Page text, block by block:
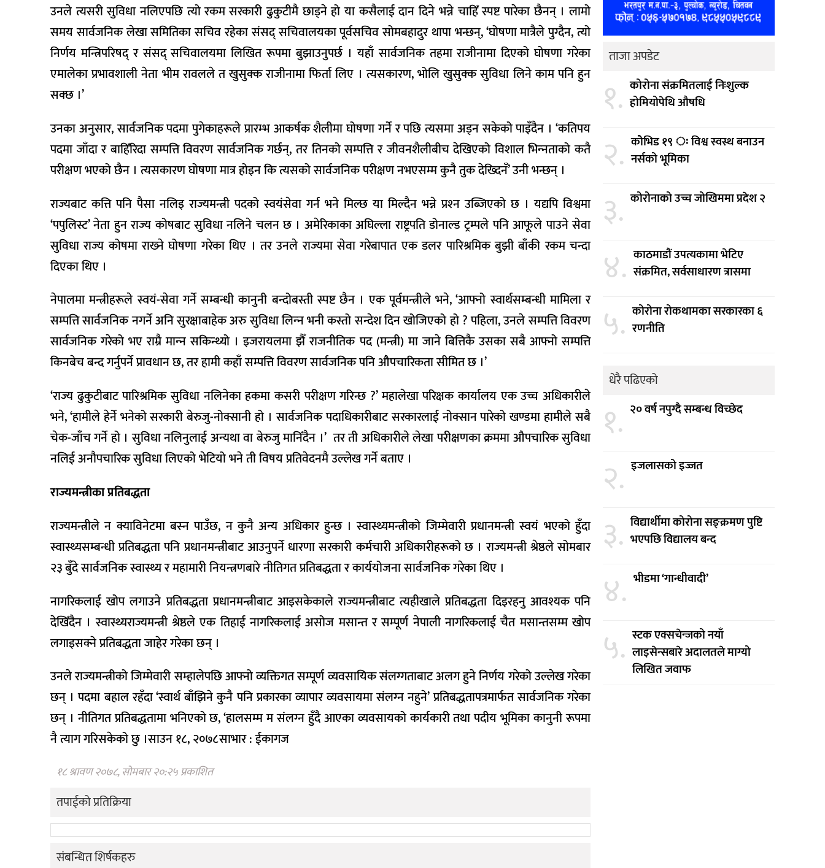
उनले त्यसरी सुविधा नलिएपछि त्यो रकम सरकारी ढुकुटीमै छाड्ने हो या कसैलाई दान दिने भन्ने चाहिँ स्पष्ट पारेका छैनन् । लामो
समय सार्वजनिक लेखा समितिका सचिव रहेका संसद् सचिवालयका पूर्वसचिव सोमबहादुर थापा भन्छन्, ‘घोषणा मात्रैले पुग्दैन, त्यो
निर्णय मन्त्रिपरिषद् र संसद् सचिवालयमा लिखित रूपमा बुझाउनुपर्छ । यहाँ सार्वजनिक तहमा राजीनामा दिएको घोषणा गरेका
एमालेका प्रभावशाली नेता भीम रावलले त खुसुक्क राजीनामा फिर्ता लिए । त्यसकारण, भोलि खुसुक्क सुविधा लिने काम पनि हुन
सक्छ ।’
उनका अनुसार, सार्वजनिक पदमा पुगेकाहरूले प्रारम्भ आकर्षक शैलीमा घोषणा गर्ने र पछि त्यसमा अड्न सकेको पाइँदैन । ‘कतिपय
पदमा जाँदा र बाहिँरिदा सम्पत्ति विवरण सार्वजनिक गर्छन्, तर तिनको सम्पत्ति र जीवनशैलीबीच देखिएको विशाल भिन्‍नताको कतै
परीक्षण भएको छैन । त्यसकारण घोषणा मात्र होइन कि त्यसको सार्वजनिक परीक्षण नभएसम्म कुनै तुक देख्दिनँ’ उनी भन्छन् ।
राज्यबाट कत्ति पनि पैसा नलिइ राज्यमन्त्री पदको स्वयंसेवा गर्न भने मिल्छ या मिल्दैन भन्ने प्रश्‍न उब्जिएको छ । यद्यपि विश्वमा
‘पपुलिस्ट’ नेता हुन राज्य कोषबाट सुविधा नलिने चलन छ । अमेरिकाका अघिल्ला राष्ट्रपति डोनाल्ड ट्रम्पले पनि आफूले पाउने सेवा
सुविधा राज्य कोषमा राख्‍ने घोषणा गरेका थिए । तर उनले राज्यमा सेवा गरेबापात एक डलर पारिश्रमिक बुझी बाँकी रकम चन्दा
दिएका थिए ।
नेपालमा मन्त्रीहरूले स्वयं-सेवा गर्ने सम्बन्धी कानुनी बन्दोबस्ती स्पष्ट छैन । एक पूर्वमन्त्रीले भने, ‘आफ्नो स्वार्थसम्बन्धी मामिला र
सम्पत्ति सार्वजनिक नगर्ने अनि सुरक्षाबाहेक अरु सुविधा लिन्‍न भनी कस्तो सन्देश दिन खोजिएको हो ? पहिला, उनले सम्पत्ति विवरण
सार्वजनिक गरेको भए राम्रै मान्‍न सकिन्थ्यो । इजरायलमा झैँ राजनीतिक पद (मन्त्री) मा जाने बित्तिकै उसका सबै आफ्नो सम्पत्ति
किनबेच बन्द गर्नुपर्ने प्रावधान छ, तर हामी कहाँ सम्पत्ति विवरण सार्वजनिक पनि औपचारिकता सीमित छ ।’
‘राज्य ढुकुटीबाट पारिश्रमिक सुविधा नलिनेका हकमा कसरी परीक्षण गरिन्छ ?’ महालेखा परिक्षक कार्यालय एक उच्च अधिकारीले
भने, ‘हामीले हेर्ने भनेको सरकारी बेरुजु-नोक्सानी हो । सार्वजनिक पदाधिकारीबाट सरकारलाई नोक्सान पारेको खण्डमा हामीले सबै
चेक-जाँच गर्ने हो । सुविधा नलिनुलाई अन्यथा वा बेरुजु मानिँदैन ।’ तर ती अधिकारीले लेखा परीक्षणका क्रममा औपचारिक सुविधा
नलिई अनौपचारिक सुविधा लिएको भेटियो भने ती विषय प्रतिवेदनमै उल्लेख गर्ने बताए ।
राज्यमन्त्रीका प्रतिबद्धता
राज्यमन्त्रीले न क्याविनेटमा बस्‍न पाउँछ, न कुनै अन्य अधिकार हुन्छ । स्वास्थ्यमन्त्रीको जिम्मेवारी प्रधानमन्त्री स्वयं भएको हुँदा
स्वास्थ्यसम्बन्धी प्रतिबद्धता पनि प्रधानमन्त्रीबाट आउनुपर्ने धारणा सरकारी कर्मचारी अधिकारीहरूको छ । राज्यमन्त्री श्रेष्ठले सोमबार
२३ बुँदे सार्वजनिक स्वास्थ्य र महामारी नियन्त्रणबारे नीतिगत प्रतिबद्धता र कार्ययोजना सार्वजनिक गरेका थिए ।
नागरिकलाई खोप लगाउने प्रतिबद्धता प्रधानमन्त्रीबाट आइसकेकाले राज्यमन्त्रीबाट त्यहीखाले प्रतिबद्धता दिइरहनु आवश्यक पनि
देखिँदैन । स्वास्थ्यराज्यमन्त्री श्रेष्ठले एक तिहाई नागरिकलाई असोज मसान्त र सम्पूर्ण नेपाली नागरिकलाई चैत मसान्तसम्म खोप
लगाइसक्ने प्रतिबद्धता जाहेर गरेका छन् ।
उनले राज्यमन्त्रीको जिम्मेवारी सम्हालेपछि आफ्नो व्यक्तिगत सम्पूर्ण व्यवसायिक संलग्‍गताबाट अलग हुने निर्णय गरेको उल्लेख गरेका
छन् । पदमा बहाल रहँदा ‘स्वार्थ बाँझिने कुनै पनि प्रकारका व्यापार व्यवसायमा संलग्‍न नहुने’ प्रतिबद्धतापत्रमार्फत सार्वजनिक गरेका
छन् । नीतिगत प्रतिबद्धतामा भनिएको छ, ‘हालसम्म म संलग्‍न हुँदै आएका व्यवसायको कार्यकारी तथा पदीय भूमिका कानुनी रूपमा
नै त्याग गरिसकेको छु ।साउन १८, २०७८साभार : ईकागज
१८ श्रावण २०७८, सोमबार २०:२५ प्रकाशित
तपाईको प्रतिक्रिया
संबन्धित शिर्षकहरु
ताजा अपडेट
१. कोरोना संक्रमितलाई निःशुल्क
होमियोपेथि औषधि
२. कोेभिड १९ ः विश्व स्वस्थ बनाउन
नर्सको भूमिका
३. कोरोनाको उच्च जोखिममा प्रदेश २
४. काठमाडौं उपत्यकामा भेटिए
संक्रमित, सर्वसाधारण त्रासमा
५. कोरोना रोकथामका सरकारका ६
रणनीति
धेरै पढिएको
१. २० वर्ष नपुग्दै सम्बन्ध विच्छेद
२. इजलासको इज्जत
३. विद्यार्थीमा कोरोना सङ्क्रमण पुष्टि
भएपछि विद्यालय बन्द
४. भीडमा ‘गान्धीवादी’
५. स्टक एक्सचेन्जको नयाँ
लाइसेन्सबारे अदालतले माग्यो
लिखित जवाफ